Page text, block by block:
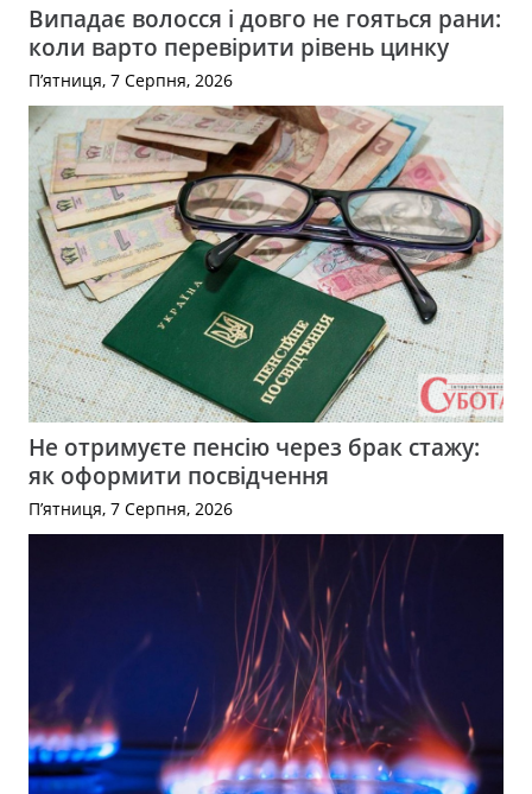
Випадає волосся і довго не гояться рани:
коли варто перевірити рівень цинку
П’ятниця, 7 Серпня, 2026
Не отримуєте пенсію через брак стажу:
як оформити посвідчення
П’ятниця, 7 Серпня, 2026